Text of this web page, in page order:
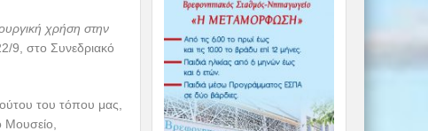
χρήση στην
9, στο Συνεδριακό
του τόπου μας,
Μουσείο,